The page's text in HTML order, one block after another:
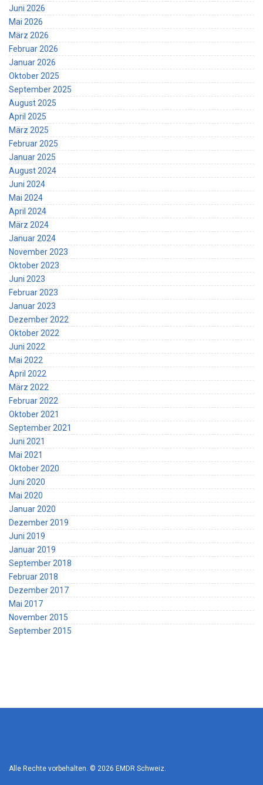
Juni 2026
Mai 2026
März 2026
Februar 2026
Januar 2026
Oktober 2025
September 2025
August 2025
April 2025
März 2025
Februar 2025
Januar 2025
August 2024
Juni 2024
Mai 2024
April 2024
März 2024
Januar 2024
November 2023
Oktober 2023
Juni 2023
Februar 2023
Januar 2023
Dezember 2022
Oktober 2022
Juni 2022
Mai 2022
April 2022
März 2022
Februar 2022
Oktober 2021
September 2021
Juni 2021
Mai 2021
Oktober 2020
Juni 2020
Mai 2020
Januar 2020
Dezember 2019
Juni 2019
Januar 2019
September 2018
Februar 2018
Dezember 2017
Mai 2017
November 2015
September 2015
Alle Rechte vorbehalten. © 2026 EMDR Schweiz